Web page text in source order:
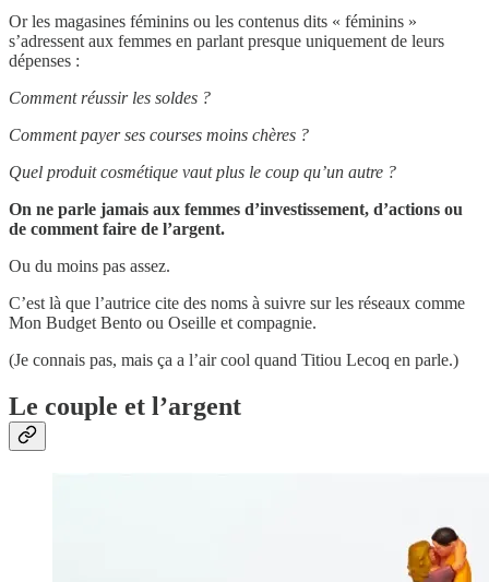
Or les magasines féminins ou les contenus dits « féminins »
s’adressent aux femmes en parlant presque uniquement de leurs
dépenses :
Comment réussir les soldes ?
Comment payer ses courses moins chères ?
Quel produit cosmétique vaut plus le coup qu’un autre ?
On ne parle jamais aux femmes d’investissement, d’actions ou
de comment faire de l’argent.
Ou du moins pas assez.
C’est là que l’autrice cite des noms à suivre sur les réseaux comme
Mon Budget Bento ou Oseille et compagnie.
(Je connais pas, mais ça a l’air cool quand Titiou Lecoq en parle.)
Le couple et l’argent